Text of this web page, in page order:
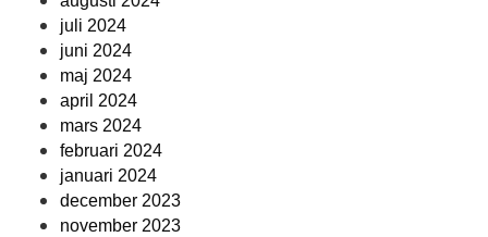
juli 2024
juni 2024
maj 2024
april 2024
mars 2024
februari 2024
januari 2024
december 2023
november 2023